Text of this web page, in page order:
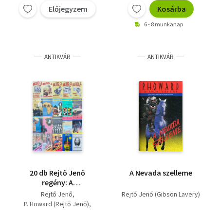
tizennégy karátos
autó/A Láthatatlan
Előjegyzem Kosárba
6 - 8 munkanap
ANTIKVÁR
20 db Rejtő Jenő
regény: A
boszorkánymester + A
detektív, a cowboy és
Rejtő Jenő
P. Howard (Rejtő Jenő)
ANTIKVÁR
A Nevada szelleme
Rejtő Jenő (Gibson Lavery)